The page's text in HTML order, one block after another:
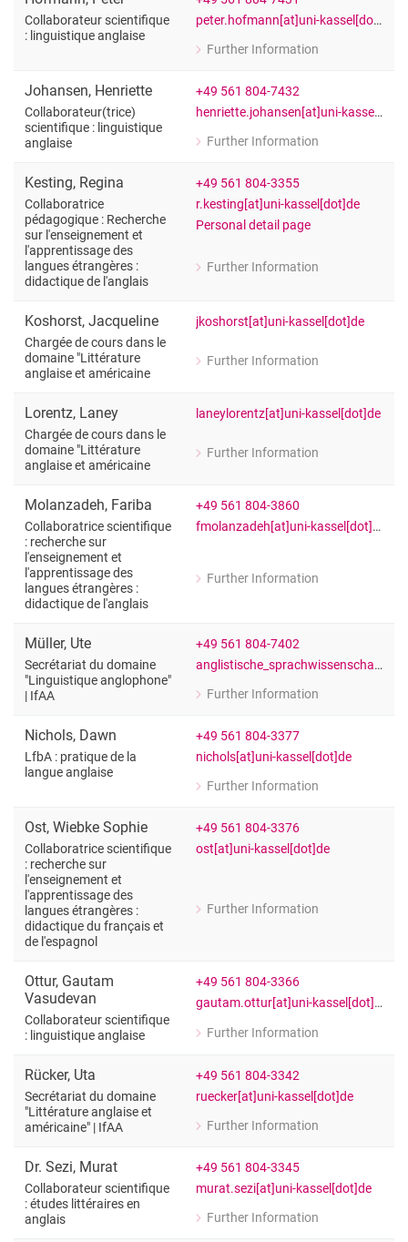
Collaborateur scientifique
: linguistique anglaise
peter.hofmann[at]uni-kassel[dot]de
Further Information
for Peter Hofmann
Johansen, Henriette
Collaborateur(trice)
scientifique : linguistique
anglaise
+49 561 804-7432
henriette.johansen[at]uni-kassel[dot]de
Further Information
for Henriette Johansen
Kesting, Regina
Collaboratrice
pédagogique : Recherche
sur l'enseignement et
l'apprentissage des
langues étrangères :
didactique de l'anglais
+49 561 804-3355
r.kesting[at]uni-kassel[dot]de
Personal detail page
Further Information
for Regina Kesting
Koshorst, Jacqueline
Chargée de cours dans le
domaine "Littérature
anglaise et américaine
jkoshorst[at]uni-kassel[dot]de
Further Information
for Jacqueline Koshorst
Lorentz, Laney
Chargée de cours dans le
domaine "Littérature
anglaise et américaine
laneylorentz[at]uni-kassel[dot]de
Further Information
for Laney Lorentz
Molanzadeh, Fariba
Collaboratrice scientifique
: recherche sur
l'enseignement et
l'apprentissage des
langues étrangères :
didactique de l'anglais
+49 561 804-3860
fmolanzadeh[at]uni-kassel[dot]de
Further Information
for Fariba Molanzadeh
Müller, Ute
Secrétariat du domaine
"Linguistique anglophone"
| IfAA
+49 561 804-7402
anglistische_sprachwissenschaft_sekretariat[at]uni-kassel[dot]de
Further Information
for Ute Müller
Nichols, Dawn
LfbA : pratique de la
langue anglaise
+49 561 804-3377
nichols[at]uni-kassel[dot]de
Further Information
for Dawn Nichols
Ost, Wiebke Sophie
Collaboratrice scientifique
: recherche sur
l'enseignement et
l'apprentissage des
langues étrangères :
didactique du français et
de l'espagnol
+49 561 804-3376
ost[at]uni-kassel[dot]de
Further Information
for Wiebke Sophie Ost
Ottur, Gautam
Vasudevan
Collaborateur scientifique
: linguistique anglaise
+49 561 804-3366
gautam.ottur[at]uni-kassel[dot]de
Further Information
for Gautam Vasudevan Ottur
Rücker, Uta
Secrétariat du domaine
"Littérature anglaise et
américaine" | IfAA
+49 561 804-3342
ruecker[at]uni-kassel[dot]de
Further Information
for Uta Rücker
Dr. Sezi, Murat
Collaborateur scientifique
: études littéraires en
anglais
+49 561 804-3345
murat.sezi[at]uni-kassel[dot]de
Further Information
for Dr. Murat Sezi